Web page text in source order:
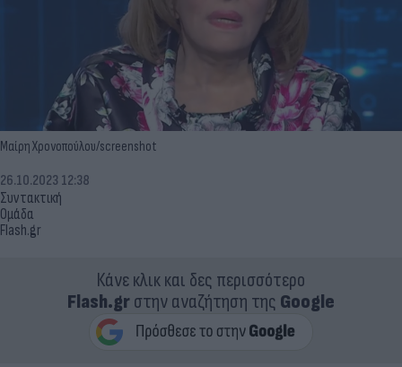
Μαίρη Χρονοπούλου/screenshot
Συντακτική
Ομάδα
Flash.gr
26.10.2023 12:38
Κάνε κλικ και δες περισσότερο
Flash.grστην αναζήτηση της Google